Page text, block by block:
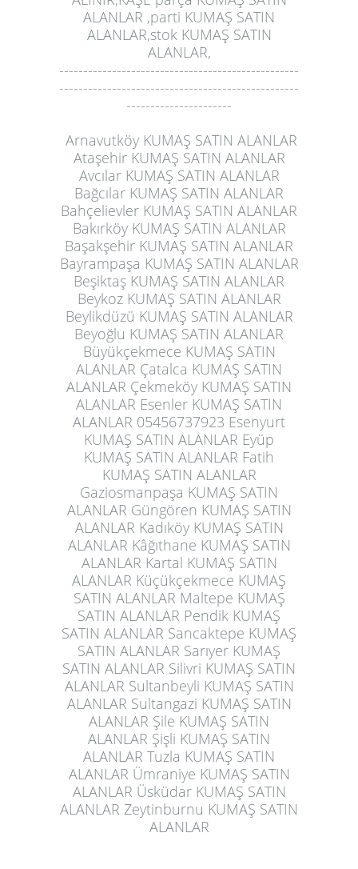
ALANLAR ,parti KUMAŞ SATIN
ALANLAR,stok KUMAŞ SATIN
ALANLAR,
--------------------------------------------------
--------------------------------------------------
----------------------
Arnavutköy KUMAŞ SATIN ALANLAR
Ataşehir KUMAŞ SATIN ALANLAR
Avcılar KUMAŞ SATIN ALANLAR
Bağcılar KUMAŞ SATIN ALANLAR
Bahçelievler KUMAŞ SATIN ALANLAR
Bakırköy KUMAŞ SATIN ALANLAR
Başakşehir KUMAŞ SATIN ALANLAR
Bayrampaşa KUMAŞ SATIN ALANLAR
Beşiktaş KUMAŞ SATIN ALANLAR
Beykoz KUMAŞ SATIN ALANLAR
Beylikdüzü KUMAŞ SATIN ALANLAR
Beyoğlu KUMAŞ SATIN ALANLAR
Büyükçekmece KUMAŞ SATIN
ALANLAR Çatalca KUMAŞ SATIN
ALANLAR Çekmeköy KUMAŞ SATIN
ALANLAR Esenler KUMAŞ SATIN
ALANLAR 05456737923 Esenyurt
KUMAŞ SATIN ALANLAR Eyüp
KUMAŞ SATIN ALANLAR Fatih
KUMAŞ SATIN ALANLAR
Gaziosmanpaşa KUMAŞ SATIN
ALANLAR Güngören KUMAŞ SATIN
ALANLAR Kadıköy KUMAŞ SATIN
ALANLAR Kâğıthane KUMAŞ SATIN
ALANLAR Kartal KUMAŞ SATIN
ALANLAR Küçükçekmece KUMAŞ
SATIN ALANLAR Maltepe KUMAŞ
SATIN ALANLAR Pendik KUMAŞ
SATIN ALANLAR Sancaktepe KUMAŞ
SATIN ALANLAR Sarıyer KUMAŞ
SATIN ALANLAR Silivri KUMAŞ SATIN
ALANLAR Sultanbeyli KUMAŞ SATIN
ALANLAR Sultangazi KUMAŞ SATIN
ALANLAR Şile KUMAŞ SATIN
ALANLAR Şişli KUMAŞ SATIN
ALANLAR Tuzla KUMAŞ SATIN
ALANLAR Ümraniye KUMAŞ SATIN
ALANLAR Üsküdar KUMAŞ SATIN
ALANLAR Zeytinburnu KUMAŞ SATIN
ALANLAR